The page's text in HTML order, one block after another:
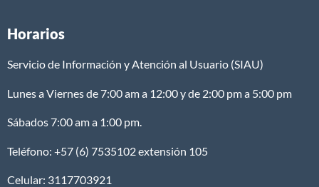
Horarios
Servicio de Información y Atención al Usuario (SIAU)
Lunes a Viernes de 7:00 am a 12:00 y de 2:00 pm a 5:00 pm
Sábados 7:00 am a 1:00 pm.
Teléfono: +57 (6) 7535102 extensión 105
Celular: 3117703921